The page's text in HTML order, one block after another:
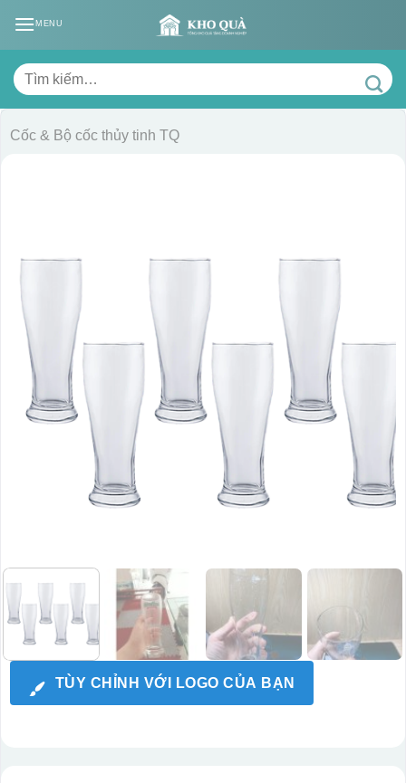
MENU
Tìm
kiếm:
Cốc & Bộ cốc thủy tinh TQ
TÙY CHỈNH VỚI LOGO CỦA BẠN